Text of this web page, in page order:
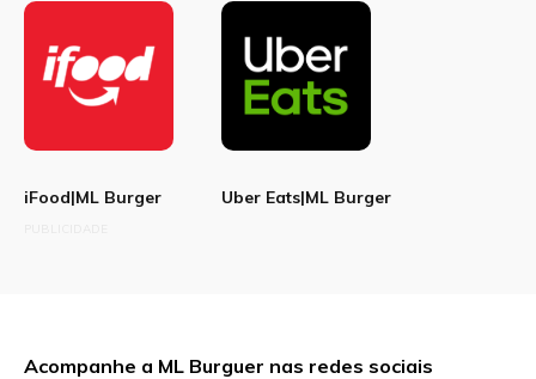
iFood|ML Burger Uber Eats|ML Burger
Acompanhe a ML Burguer nas redes sociais